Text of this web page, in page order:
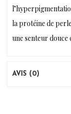
la protéine de
une senteur douce
AVIS (0)